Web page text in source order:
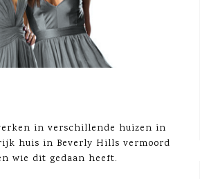
in verschillende huizen in
huis in Beverly Hills vermoord
wie dit gedaan heeft.